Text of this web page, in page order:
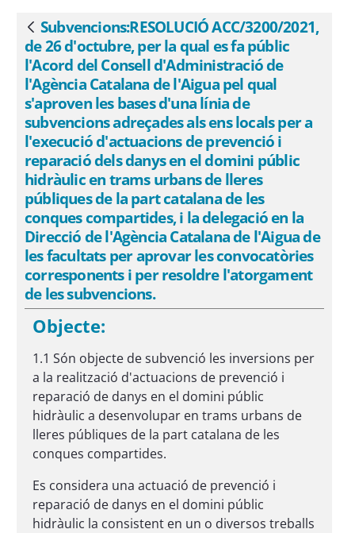
s&#39;aproven les bases d&#39;una línia
de subvencions adreçades als ens locals
per a l&#39;execució d&#39;actuacions
de prevenció i reparació dels danys en el
domini públic hidràulic en trams urbans
de lleres públiques de la part catalana
de les conques compartides, i la
delegació en la Direcció de
l&#39;Agència Catalana de l&#39;Aigua
de les facultats per aprovar les
convocatòries corresponents i per
resoldre l&#39;atorgament de les
subvencions. - eSAM
Vés enrere
Subvencions:RESOLUCIÓ ACC/3200/2021,
de 26 d'octubre, per la qual es fa públic
l'Acord del Consell d'Administració de
l'Agència Catalana de l'Aigua pel qual
s'aproven les bases d'una línia de
subvencions adreçades als ens locals per a
l'execució d'actuacions de prevenció i
reparació dels danys en el domini públic
hidràulic en trams urbans de lleres
públiques de la part catalana de les
conques compartides, i la delegació en la
Direcció de l'Agència Catalana de l'Aigua de
les facultats per aprovar les convocatòries
corresponents i per resoldre l'atorgament
de les subvencions.
Objecte:
1.1 Són objecte de subvenció les inversions per
a la realització d'actuacions de prevenció i
reparació de danys en el domini públic
hidràulic a desenvolupar en trams urbans de
lleres públiques de la part catalana de les
conques compartides.
Es considera una actuació de prevenció i
reparació de danys en el domini públic
hidràulic la consistent en un o diversos treballs